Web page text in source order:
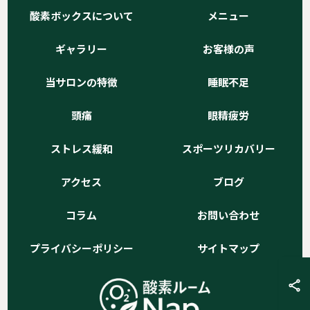
酸素ボックスについて メニュー
ギャラリー お客様の声
当サロンの特徴 睡眠不足
頭痛 眼精疲労
ストレス緩和 スポーツリカバリー
アクセス ブログ
コラム お問い合わせ
プライバシーポリシー サイトマップ